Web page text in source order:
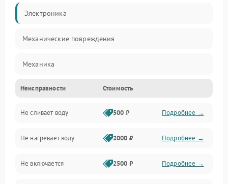
Электроника
Механические повреждения
Механика
Управление
Электропитание
Датчики
Нагрев
Неисправности Стоимость
Не сливает воду 500 ₽ Подробнее →
Не нагревает воду 2000 ₽ Подробнее →
Не включается 2500 ₽ Подробнее →